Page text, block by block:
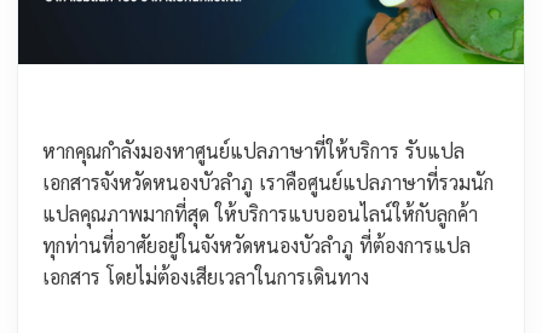
หากคุณกำลังมองหาศูนย์แปลภาษาที่ให้บริการ รับแปล
เอกสารจังหวัดหนองบัวลำภู เราคือศูนย์แปลภาษาที่รวมนัก
แปลคุณภาพมากที่สุด ให้บริการแบบออนไลน์ให้กับลูกค้า
ทุกท่านที่อาศัยอยู่ในจังหวัดหนองบัวลำภู ที่ต้องการแปล
เอกสาร โดยไม่ต้องเสียเวลาในการเดินทาง